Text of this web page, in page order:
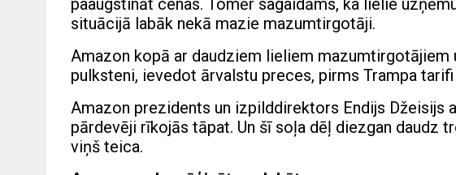
paaugstināt cenas. Tomēr sagaidāms, ka lielie
situācijā labāk nekā mazie mazumtirgotāji.
Amazon kopā ar daudziem lieliem
pulksteni, ievedot ārvalstu preces, pirms Trampa
Amazon prezidents un izpilddirektors Endijs Džeisijs
pārdevēji rīkojās tāpat. Un šī soļa dēļ diezgan daudz
viņš teica.